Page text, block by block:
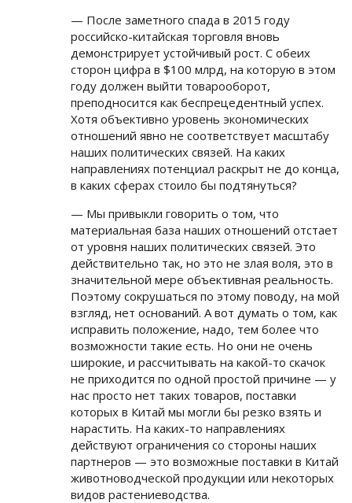
— После заметного спада в 2015 году
российско-китайская торговля вновь
демонстрирует устойчивый рост. С обеих
сторон цифра в $100 млрд, на которую в этом
году должен выйти товарооборот,
преподносится как беспрецедентный успех.
Хотя объективно уровень экономических
отношений явно не соответствует масштабу
наших политических связей. На каких
направлениях потенциал раскрыт не до конца,
в каких сферах стоило бы подтянуться?
— Мы привыкли говорить о том, что
материальная база наших отношений отстает
от уровня наших политических связей. Это
действительно так, но это не злая воля, это в
значительной мере объективная реальность.
Поэтому сокрушаться по этому поводу, на мой
взгляд, нет оснований. А вот думать о том, как
исправить положение, надо, тем более что
возможности такие есть. Но они не очень
широкие, и рассчитывать на какой-то скачок
не приходится по одной простой причине — у
нас просто нет таких товаров, поставки
которых в Китай мы могли бы резко взять и
нарастить. На каких-то направлениях
действуют ограничения со стороны наших
партнеров — это возможные поставки в Китай
животноводческой продукции или некоторых
видов растениеводства.